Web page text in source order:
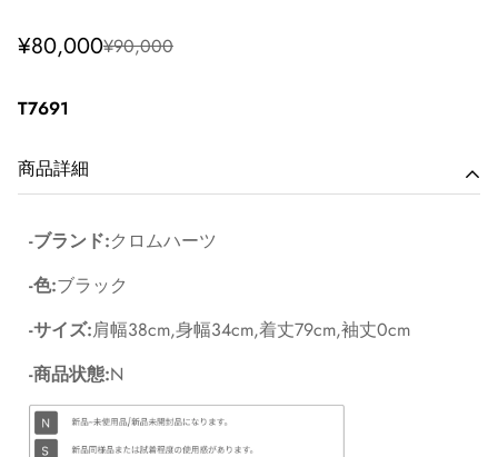
セ
ー
価
¥80,000
通
常
格
¥90,000
T7691
商品詳細
-ブランド:クロムハーツ
-色:ブラック
-サイズ:肩幅38cm,身幅34cm,着丈79cm,袖丈0cm
-商品状態:N